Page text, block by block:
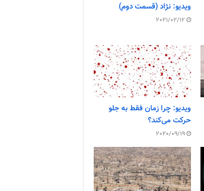
ویدیو: نژاد (قسمت دوم)
2021/02/12
ویدیو: چرا زمان فقط به جلو
حرکت می‌کند؟
2020/09/19